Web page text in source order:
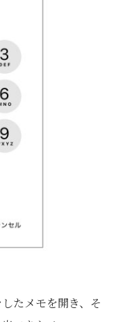
たメモを開き、そ